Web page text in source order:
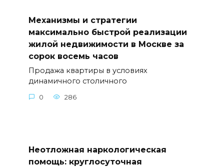
Механизмы и стратегии
максимально быстрой реализации
жилой недвижимости в Москве за
сорок восемь часов
Продажа квартиры в условиях
динамичного столичного
0 286
Неотложная наркологическая
помощь: круглосуточная